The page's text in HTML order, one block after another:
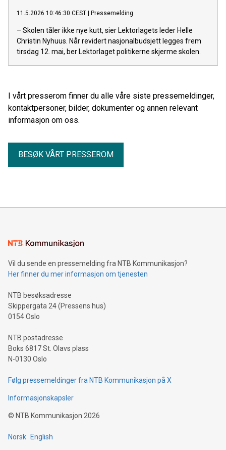
11.5.2026 10:46:30 CEST Pressemelding
– Skolen tåler ikke nye kutt, sier Lektorlagets leder Helle
Christin Nyhuus. Når revidert nasjonalbudsjett legges frem
tirsdag 12. mai, ber Lektorlaget politikerne skjerme skolen.
I vårt presserom finner du alle våre siste pressemeldinger,
kontaktpersoner, bilder, dokumenter og annen relevant
informasjon om oss.
BESØK VÅRT PRESSEROM
Vil du sende en pressemelding fra NTB Kommunikasjon?
Her finner du mer informasjon om tjenesten
NTB besøksadresse
Skippergata 24 (Pressens hus)
0154 Oslo
NTB postadresse
Boks 6817 St. Olavs plass
N-0130 Oslo
Følg pressemeldinger fra NTB Kommunikasjon på X
Informasjonskapsler
© NTB Kommunikasjon 2026
Norsk English